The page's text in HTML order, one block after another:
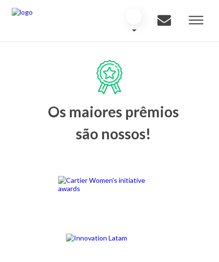
Os maiores prêmios
são nossos!